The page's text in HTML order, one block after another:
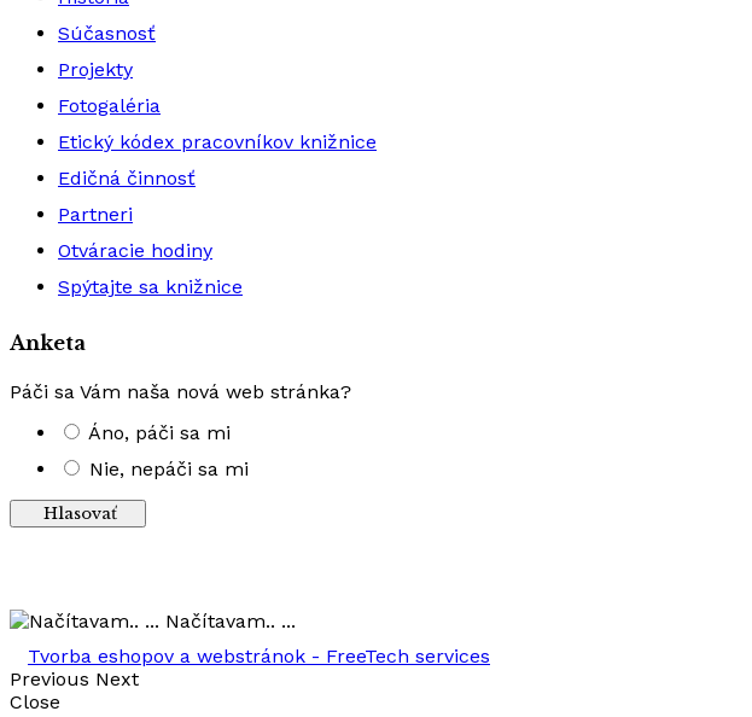
Súčasnosť
Projekty
Fotogaléria
Etický kódex pracovníkov knižnice
Edičná činnosť
Partneri
Otváracie hodiny
Spýtajte sa knižnice
Anketa
Páči sa Vám naša nová web stránka?
Áno, páči sa mi
Nie, nepáči sa mi
Načítavam.. ...
Tvorba eshopov a webstránok - FreeTech services
Previous Next
Close